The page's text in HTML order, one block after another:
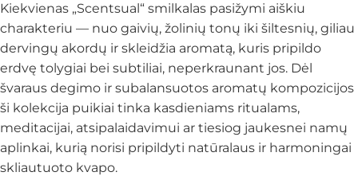
Kiekvienas „Scentsual“ smilkalas pasižymi aiškiu
charakteriu — nuo gaivių, žolinių tonų iki šiltesnių, giliau
dervingų akordų ir skleidžia aromatą, kuris pripildo
erdvę tolygiai bei subtiliai, neperkraunant jos. Dėl
švaraus degimo ir subalansuotos aromatų kompozicijos
ši kolekcija puikiai tinka kasdieniams ritualams,
meditacijai, atsipalaidavimui ar tiesiog jaukesnei namų
aplinkai, kurią norisi pripildyti natūralaus ir harmoningai
skliautuoto kvapo.